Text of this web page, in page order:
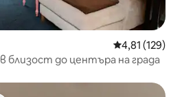
Средна
4,81 (129)
до центъра на града